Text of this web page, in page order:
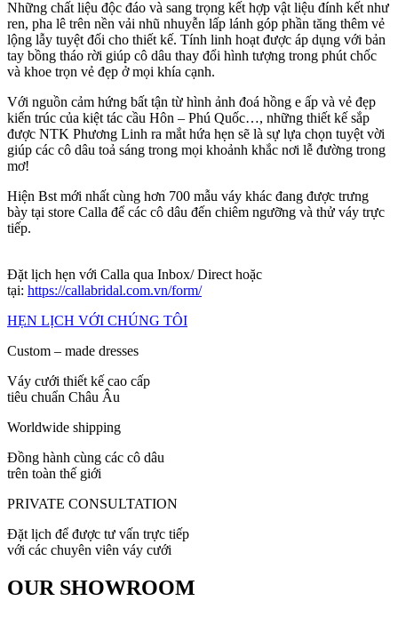
Những chất liệu độc đáo và sang trọng kết hợp vật liệu đính kết như
ren, pha lê trên nền vải nhũ nhuyễn lấp lánh góp phần tăng thêm vẻ
lộng lẫy tuyệt đối cho thiết kế. Tính linh hoạt được áp dụng với bản
tay bồng tháo rời giúp cô dâu thay đổi hình tượng trong phút chốc
và khoe trọn vẻ đẹp ở mọi khía cạnh.
Với nguồn cảm hứng bất tận từ hình ảnh đoá hồng e ấp và vẻ đẹp
kiến trúc của kiệt tác cầu Hôn – Phú Quốc…, những thiết kế sắp
được NTK Phương Linh ra mắt hứa hẹn sẽ là sự lựa chọn tuyệt vời
giúp các cô dâu toả sáng trong mọi khoảnh khắc nơi lễ đường trong
mơ!
Hiện Bst mới nhất cùng hơn 700 mẫu váy khác đang được trưng
bày tại store Calla để các cô dâu đến chiêm ngưỡng và thử váy trực
tiếp.
Đặt lịch hẹn với Calla qua Inbox/ Direct hoặc
tại: https://callabridal.com.vn/form/
HẸN LỊCH VỚI CHÚNG TÔI
Custom – made dresses
Váy cưới thiết kế cao cấp
tiêu chuẩn Châu Âu
Worldwide shipping
Đồng hành cùng các cô dâu
trên toàn thế giới
PRIVATE CONSULTATION
Đặt lịch để được tư vấn trực tiếp
với các chuyên viên váy cưới
OUR SHOWROOM